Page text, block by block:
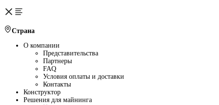
Страна
О компании
Представительства
Партнеры
FAQ
Условия оплаты и доставки
Контакты
Конструктор
Решения для майнинга